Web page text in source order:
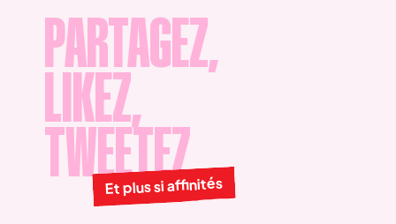
PARTAGEZ,
LIKEZ,
TWEETEZ
Et plus si affinités